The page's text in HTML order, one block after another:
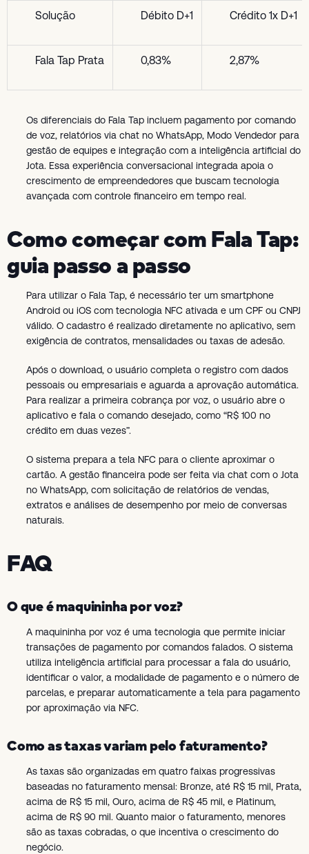
Solução Débito D+1 Crédito 1x D+1
Fala Tap Prata 0,83% 2,87%
Os diferenciais do Fala Tap incluem pagamento por comando
de voz, relatórios via chat no WhatsApp, Modo Vendedor para
gestão de equipes e integração com a inteligência artificial do
Jota. Essa experiência conversacional integrada apoia o
crescimento de empreendedores que buscam tecnologia
avançada com controle financeiro em tempo real.
Como começar com Fala Tap:
guia passo a passo
Para utilizar o Fala Tap, é necessário ter um smartphone
Android ou iOS com tecnologia NFC ativada e um CPF ou CNPJ
válido. O cadastro é realizado diretamente no aplicativo, sem
exigência de contratos, mensalidades ou taxas de adesão.
Após o download, o usuário completa o registro com dados
pessoais ou empresariais e aguarda a aprovação automática.
Para realizar a primeira cobrança por voz, o usuário abre o
aplicativo e fala o comando desejado, como “R$ 100 no
crédito em duas vezes”.
O sistema prepara a tela NFC para o cliente aproximar o
cartão. A gestão financeira pode ser feita via chat com o Jota
no WhatsApp, com solicitação de relatórios de vendas,
extratos e análises de desempenho por meio de conversas
naturais.
FAQ
O que é maquininha por voz?
A maquininha por voz é uma tecnologia que permite iniciar
transações de pagamento por comandos falados. O sistema
utiliza inteligência artificial para processar a fala do usuário,
identificar o valor, a modalidade de pagamento e o número de
parcelas, e preparar automaticamente a tela para pagamento
por aproximação via NFC.
Como as taxas variam pelo faturamento?
As taxas são organizadas em quatro faixas progressivas
baseadas no faturamento mensal: Bronze, até R$ 15 mil, Prata,
acima de R$ 15 mil, Ouro, acima de R$ 45 mil, e Platinum,
acima de R$ 90 mil. Quanto maior o faturamento, menores
são as taxas cobradas, o que incentiva o crescimento do
negócio.